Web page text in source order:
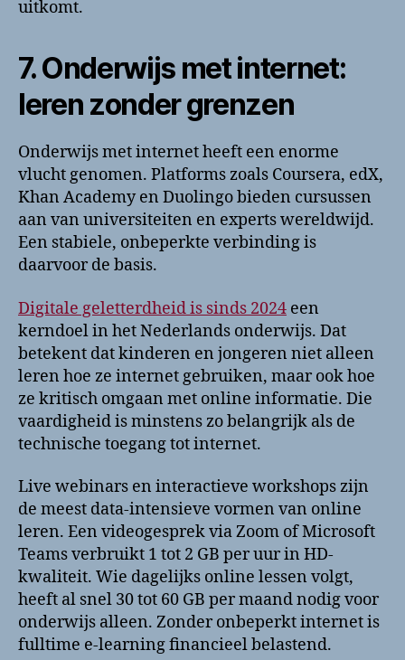
uitkomt.
7. Onderwijs met internet:
leren zonder grenzen
Onderwijs met internet heeft een enorme
vlucht genomen. Platforms zoals Coursera, edX,
Khan Academy en Duolingo bieden cursussen
aan van universiteiten en experts wereldwijd.
Een stabiele, onbeperkte verbinding is
daarvoor de basis.
Digitale geletterdheid is sinds 2024 een
kerndoel in het Nederlands onderwijs. Dat
betekent dat kinderen en jongeren niet alleen
leren hoe ze internet gebruiken, maar ook hoe
ze kritisch omgaan met online informatie. Die
vaardigheid is minstens zo belangrijk als de
technische toegang tot internet.
Live webinars en interactieve workshops zijn
de meest data-intensieve vormen van online
leren. Een videogesprek via Zoom of Microsoft
Teams verbruikt 1 tot 2 GB per uur in HD-
kwaliteit. Wie dagelijks online lessen volgt,
heeft al snel 30 tot 60 GB per maand nodig voor
onderwijs alleen. Zonder onbeperkt internet is
fulltime e-learning financieel belastend.